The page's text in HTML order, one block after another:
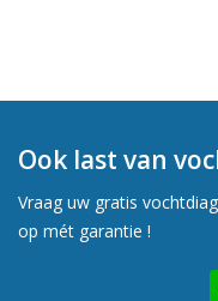
Ook last van
Vraag uw gratis
op mét garantie !